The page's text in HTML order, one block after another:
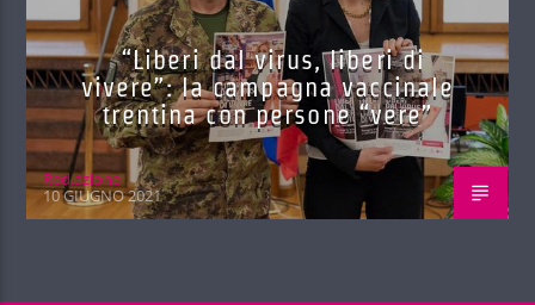
“Liberi dal virus, liberi di
vivere”: la campagna vaccinale
trentina con persone “vere”
Red.azione
10 GIUGNO 2021